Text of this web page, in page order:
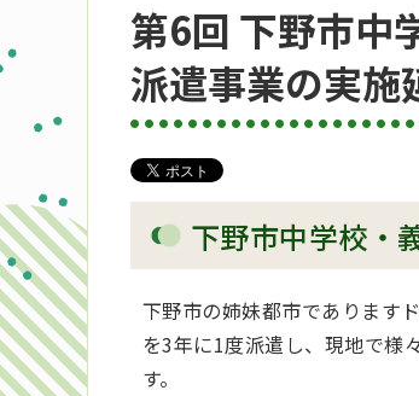
第6回 下野市中
派遣事業の実施
下野市中学校・
下野市の姉妹都市であります
を3年に1度派遣し、現地で様
す。